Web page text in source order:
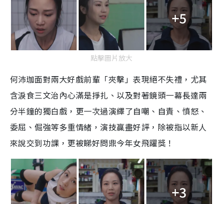
+5
點擊圖片放大
何沛珈面對兩大好戲前輩「夾擊」表現絕不失禮，尤其
含淚食三文治內心滿是掙扎、以及對著鏡頭一幕長達兩
分半鐘的獨白戲，更一次過演繹了自嘲、自責、憤怒、
委屈、倔強等多重情緒，演技贏盡好評，除被指以新人
來說交到功課，更被睇好問鼎今年女飛躍獎！
+3